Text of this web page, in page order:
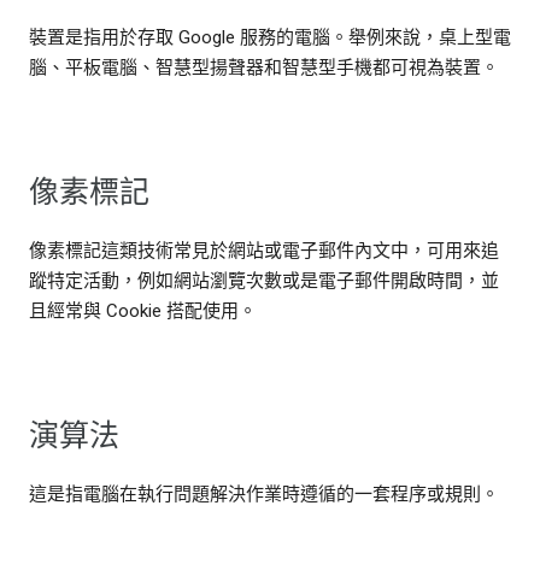
裝置是指用於存取 Google 服務的電腦。舉例來說，桌上型電
腦、平板電腦、智慧型揚聲器和智慧型手機都可視為裝置。
像素標記
像素標記這類技術常見於網站或電子郵件內文中，可用來追
蹤特定活動，例如網站瀏覽次數或是電子郵件開啟時間，並
且經常與 Cookie 搭配使用。
演算法
這是指電腦在執行問題解決作業時遵循的一套程序或規則。